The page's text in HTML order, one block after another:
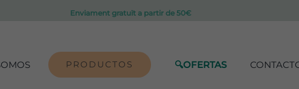
Enviament gratuït a partir de 50€
PRODUCTOS 🔍OFERTAS